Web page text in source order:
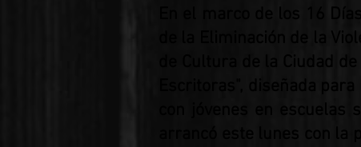
En el marco de los 16
de la Eliminación de la
de Cultura de la Ciudad
Escritoras", diseñada
con jóvenes en
arrancó este lunes con